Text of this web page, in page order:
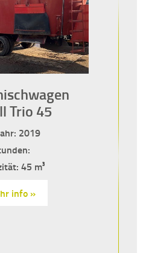
Trio 45
2019
45 m³
info »